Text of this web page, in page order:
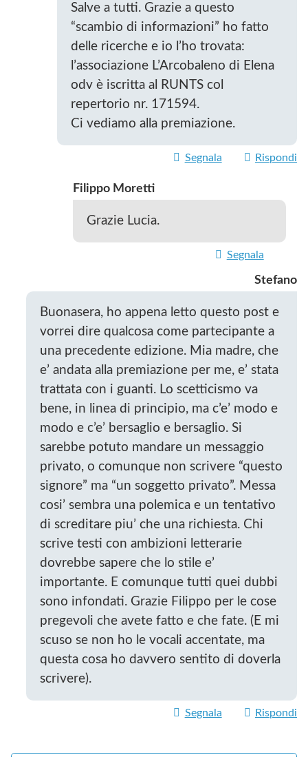
Salve a tutti. Grazie a questo
“scambio di informazioni” ho fatto
delle ricerche e io l’ho trovata:
l’associazione L’Arcobaleno di Elena
odv è iscritta al RUNTS col
repertorio nr. 171594.
Ci vediamo alla premiazione.
Segnala Rispondi
Filippo Moretti
Grazie Lucia.
Segnala
Stefano
Buonasera, ho appena letto questo post e
vorrei dire qualcosa come partecipante a
una precedente edizione. Mia madre, che
e’ andata alla premiazione per me, e’ stata
trattata con i guanti. Lo scetticismo va
bene, in linea di principio, ma c’e’ modo e
modo e c’e’ bersaglio e bersaglio. Si
sarebbe potuto mandare un messaggio
privato, o comunque non scrivere “questo
signore” ma “un soggetto privato”. Messa
cosi’ sembra una polemica e un tentativo
di screditare piu’ che una richiesta. Chi
scrive testi con ambizioni letterarie
dovrebbe sapere che lo stile e’
importante. E comunque tutti quei dubbi
sono infondati. Grazie Filippo per le cose
pregevoli che avete fatto e che fate. (E mi
scuso se non ho le vocali accentate, ma
questa cosa ho davvero sentito di doverla
scrivere).
Segnala Rispondi